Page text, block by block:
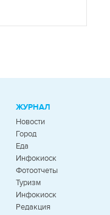
ЖУРНАЛ
Новости
Город
Еда
Инфокиоск
Фотоотчеты
Туризм
Инфокиоск
Редакция